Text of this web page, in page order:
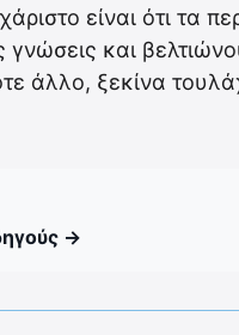
είναι ότι τα
και
άλλο, ξεκίνα
→